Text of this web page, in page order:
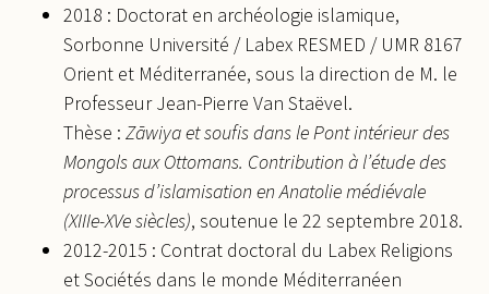
2018 : Doctorat en archéologie islamique,
Sorbonne Université / Labex RESMED / UMR 8167
Orient et Méditerranée, sous la direction de M. le
Professeur Jean-Pierre Van Staëvel.
Thèse : Zāwiya et soufis dans le Pont intérieur des
Mongols aux Ottomans. Contribution à l’étude des
processus d’islamisation en Anatolie médiévale
(XIIIe-XVe siècles), soutenue le 22 septembre 2018.
2012-2015 : Contrat doctoral du Labex Religions
et Sociétés dans le monde Méditerranéen